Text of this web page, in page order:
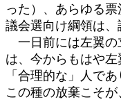
った）、あらゆる
議会選向け綱領は、
一日前には左翼の
は、今からもはや
「合理的な」人で
この種の放棄こそ